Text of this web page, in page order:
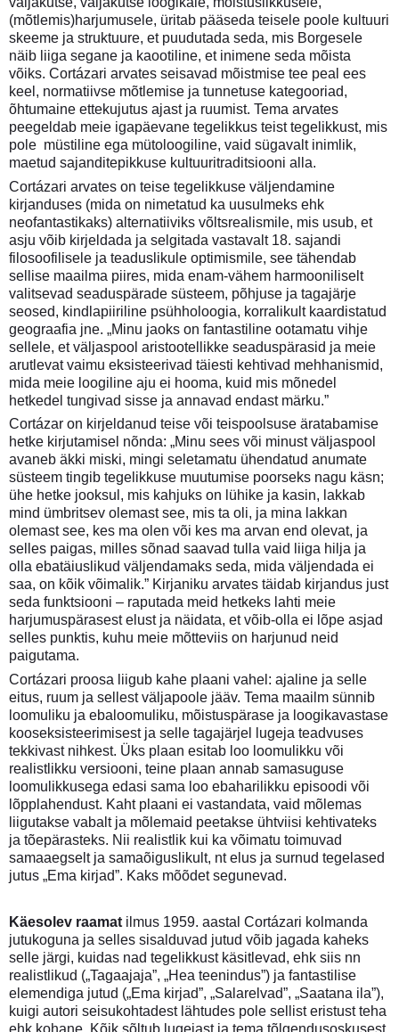
(mõtlemis)harjumusele, üritab pääseda teisele poole kultuuri
skeeme ja struktuure, et puudutada seda, mis Borgesele
näib liiga segane ja kaootiline, et inimene seda mõista
võiks. Cortázari arvates seisavad mõistmise tee peal ees
keel, normatiivse mõtlemise ja tunnetuse kategooriad,
õhtumaine ettekujutus ajast ja ruumist. Tema arvates
peegeldab meie igapäevane tegelikkus teist tegelikkust, mis
pole müstiline ega mütoloogiline, vaid sügavalt inimlik,
maetud sajanditepikkuse kultuuritraditsiooni alla.
Cortázari arvates on teise tegelikkuse väljendamine
kirjanduses (mida on nimetatud ka uusulmeks ehk
neofantastikaks) alternatiiviks võltsrealismile, mis usub, et
asju võib kirjeldada ja selgitada vastavalt 18. sajandi
filosoofilisele ja teaduslikule optimismile, see tähendab
sellise maailma piires, mida enam-vähem harmooniliselt
valitsevad seaduspärade süsteem, põhjuse ja tagajärje
seosed, kindlapiiriline psühholoogia, korralikult kaardistatud
geograafia jne. „Minu jaoks on fantastiline ootamatu vihje
sellele, et väljaspool aristootellikke seaduspärasid ja meie
arutlevat vaimu eksisteerivad täiesti kehtivad mehhanismid,
mida meie loogiline aju ei hooma, kuid mis mõnedel
hetkedel tungivad sisse ja annavad endast märku.”
Cortázar on kirjeldanud teise või teispoolsuse äratabamise
hetke kirjutamisel nõnda: „Minu sees või minust väljaspool
avaneb äkki miski, mingi seletamatu ühendatud anumate
süsteem tingib tegelikkuse muutumise poorseks nagu käsn;
ühe hetke jooksul, mis kahjuks on lühike ja kasin, lakkab
mind ümbritsev olemast see, mis ta oli, ja mina lakkan
olemast see, kes ma olen või kes ma arvan end olevat, ja
selles paigas, milles sõnad saavad tulla vaid liiga hilja ja
olla ebatäiuslikud väljendamaks seda, mida väljendada ei
saa, on kõik võimalik.” Kirjaniku arvates täidab kirjandus just
seda funktsiooni – raputada meid hetkeks lahti meie
harjumuspärasest elust ja näidata, et võib-olla ei lõpe asjad
selles punktis, kuhu meie mõtteviis on harjunud neid
paigutama.
Cortázari proosa liigub kahe plaani vahel: ajaline ja selle
eitus, ruum ja sellest väljapoole jääv. Tema maailm sünnib
loomuliku ja ebaloomuliku, mõistuspärase ja loogikavastase
kooseksisteerimisest ja selle tagajärjel lugeja teadvuses
tekkivast nihkest. Üks plaan esitab loo loomulikku või
realistlikku versiooni, teine plaan annab samasuguse
loomulikkusega edasi sama loo ebaharilikku episoodi või
lõpplahendust. Kaht plaani ei vastandata, vaid mõlemas
liigutakse vabalt ja mõlemaid peetakse ühtviisi kehtivateks
ja tõepärasteks. Nii realistlik kui ka võimatu toimuvad
samaaegselt ja samaõiguslikult, nt elus ja surnud tegelased
jutus „Ema kirjad”. Kaks mõõdet segunevad.
Käesolev raamat ilmus 1959. aastal Cortázari kolmanda
jutukoguna ja selles sisalduvad jutud võib jagada kaheks
selle järgi, kuidas nad tegelikkust käsitlevad, ehk siis nn
realistlikud („Tagaajaja”, „Hea teenindus”) ja fantastilise
elemendiga jutud („Ema kirjad”, „Salarelvad”, „Saatana ila”),
kuigi autori seisukohtadest lähtudes pole sellist eristust teha